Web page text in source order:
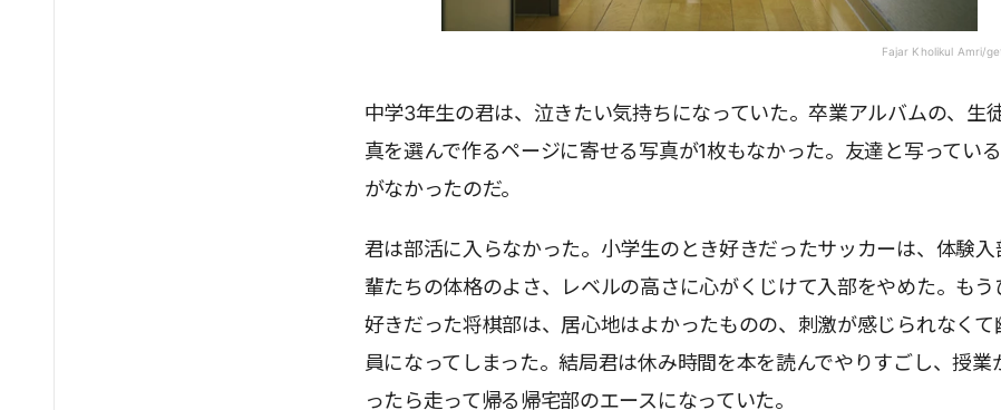
Fajar Kholikul Amri/
中学3年生の君は、泣きたい気持ちになっていた。卒業アルバムの、生
真を選んで作るページに寄せる写真が1枚もなかった。友達と写ってい
がなかったのだ。
君は部活に入らなかった。小学生のとき好きだったサッカーは、体験入
輩たちの体格のよさ、レベルの高さに心がくじけて入部をやめた。もう
好きだった将棋部は、居心地はよかったものの、刺激が感じられなくて
員になってしまった。結局君は休み時間を本を読んでやりすごし、授業
ったら走って帰る帰宅部のエースになっていた。